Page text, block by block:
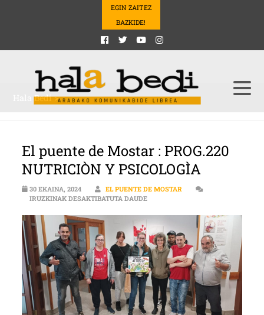
EGIN ZAITEZ
BAZKIDE!
Hala Bedi>
El puente de Mostar : PROG.220
NUTRICIÒN Y PSICOLOGÌA
30 EKAINA, 2024
EL PUENTE DE MOSTAR
IRUZKINAK DESAKTIBATUTA DAUDEPROG.220 NUTRICIÒN Y